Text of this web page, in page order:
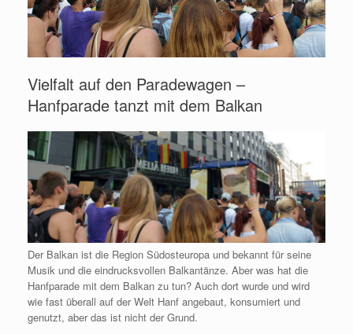
Vielfalt auf den Paradewagen –
Hanfparade tanzt mit dem Balkan
Der Balkan ist die Region Südosteuropa und bekannt für seine
Musik und die eindrucksvollen Balkantänze. Aber was hat die
Hanfparade mit dem Balkan zu tun? Auch dort wurde und wird
wie fast überall auf der Welt Hanf angebaut, konsumiert und
genutzt, aber das ist nicht der Grund.